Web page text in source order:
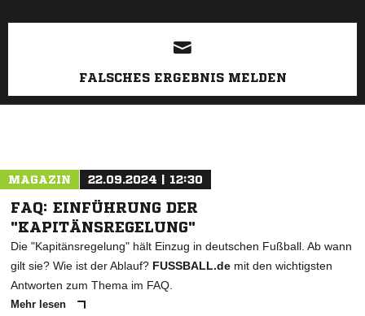
FALSCHES ERGEBNIS MELDEN
MAGAZIN 22.09.2024 | 12:30
FAQ: EINFÜHRUNG DER
"KAPITÄNSREGELUNG"
Die "Kapitänsregelung" hält Einzug in deutschen Fußball. Ab wann
gilt sie? Wie ist der Ablauf? FUSSBALL.de mit den wichtigsten
Antworten zum Thema im FAQ.
Mehr lesen